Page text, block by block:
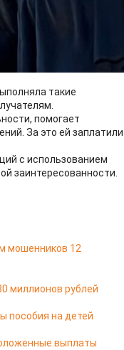
объявление о лёгком
по ссылке в
банковских
их по
такие
помогает
За это ей заплатили
с использованием
заинтересованности.
мошенников 12
миллионов рублей
пособия на детей
выплаты